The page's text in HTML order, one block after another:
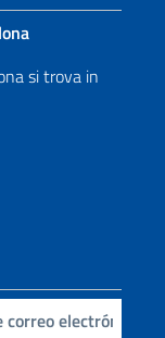
si trova in